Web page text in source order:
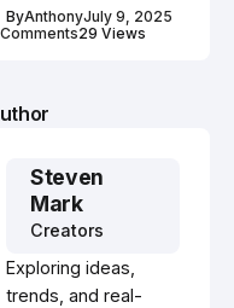
ByAnthonyJuly 9, 2025
29 Views
Steven
Mark
Creators
Exploring ideas,
trends, and real-